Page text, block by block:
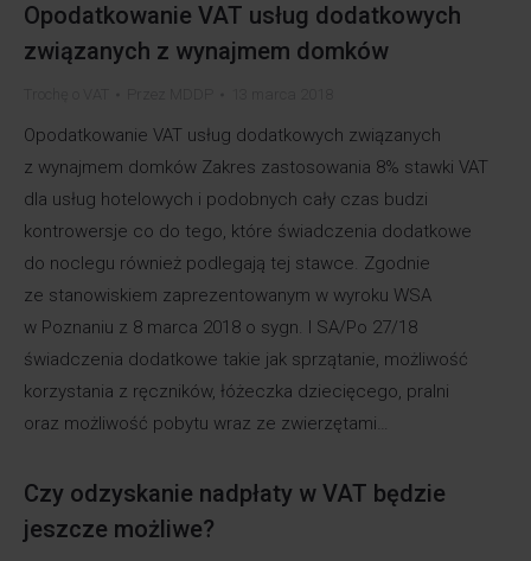
Opodatkowanie VAT usług dodatkowych
związanych z wynajmem domków
Opodatkowanie VAT usług dodatkowych związanych
z wynajmem domków Zakres zastosowania 8% stawki VAT
dla usług hotelowych i podobnych cały czas budzi
kontrowersje co do tego, które świadczenia dodatkowe
do noclegu również podlegają tej stawce. Zgodnie
ze stanowiskiem zaprezentowanym w wyroku WSA
w Poznaniu z 8 marca 2018 o sygn. I SA/Po 27/18
świadczenia dodatkowe takie jak sprzątanie, możliwość
korzystania z ręczników, łóżeczka dziecięcego, pralni
oraz możliwość pobytu wraz ze zwierzętami…
Czy odzyskanie nadpłaty w VAT będzie
jeszcze możliwe?